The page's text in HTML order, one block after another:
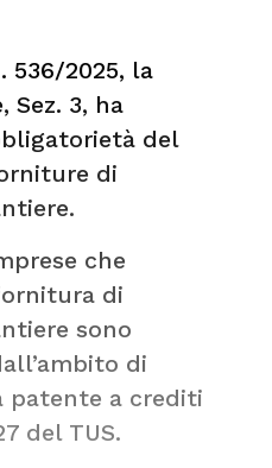
536/2025, la
Sez. 3, ha
del
di
che
di
sono
di
patente a crediti
del TUS.